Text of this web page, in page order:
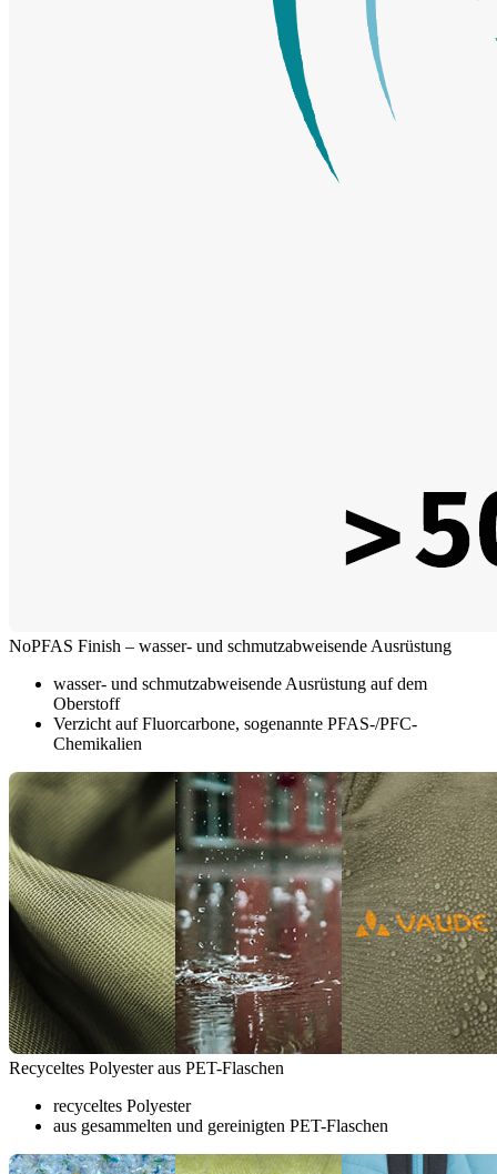
NoPFAS Finish – wasser- und schmutzabweisende Ausrüstung
wasser- und schmutzabweisende Ausrüstung auf dem
Oberstoff
Verzicht auf Fluorcarbone, sogenannte PFAS-/PFC-
Chemikalien
Recyceltes Polyester aus PET-Flaschen
recyceltes Polyester
aus gesammelten und gereinigten PET-Flaschen